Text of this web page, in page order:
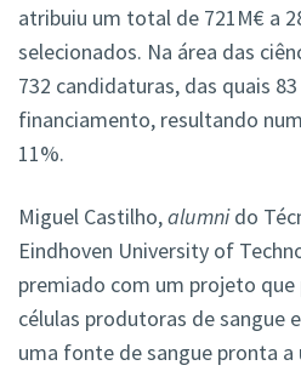
atribuiu um total de 721M€ a
selecionados. Na área das
732 candidaturas, das quais
financiamento, resultando
11%.
Miguel Castilho,alumnido
Eindhoven University of
premiado com um projeto
células produtoras de sangue
uma fonte de sangue pronta a